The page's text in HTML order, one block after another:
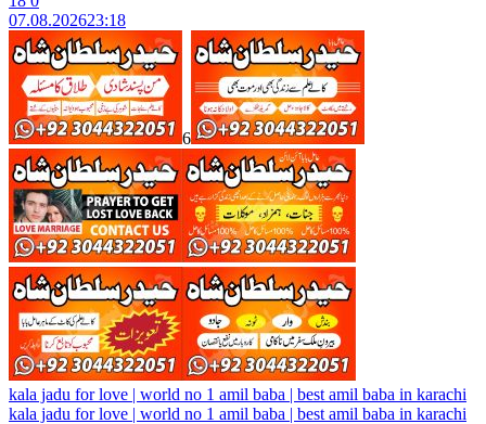
07.08.202623:18
6
kala jadu for love | world no 1 amil baba | best amil baba in karachi
kala jadu for love | world no 1 amil baba | best amil baba in karachi